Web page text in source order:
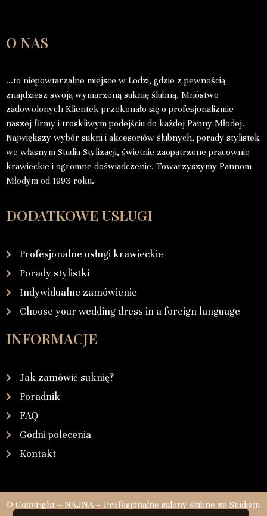
O NAS
…to niepowtarzalne miejsce w Łodzi, gdzie z pewnością
znajdziesz swoją wymarzoną suknię ślubną. Mnóstwo
zadowolonych Klientek przekonało się o profesjonalizmie
naszej firmy i troskliwym podejściu do każdej Panny Młodej.
Największy wybór sukni i akcesoriów ślubnych, porady stylistek
we własnym Studiu Stylizacji, świetnie zaopatrzone pracownie
krawieckie i ogromne doświadczenie. Towarzyszymy Pannom
Młodym od 1993 roku.
DODATKOWE USŁUGI
Profesjonalne usługi krawieckie
Porady stylistki
Indywidualne zamówienie
Choose your wedding dress in a foreign language
INFORMACJE
Jak zamówić suknię?
Poradnik
FAQ
Godni polecenia
Kontakt
© Copyright – NAJNA – Profesjonalne salony ślubne ze Studiem